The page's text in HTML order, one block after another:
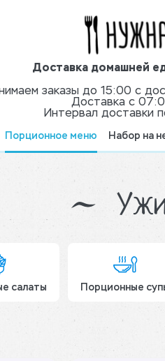
Доставка домашней
заказы до 15:00 с
Доставка с
Интервал доставки
Порционное меню Набор на
салаты Порционные